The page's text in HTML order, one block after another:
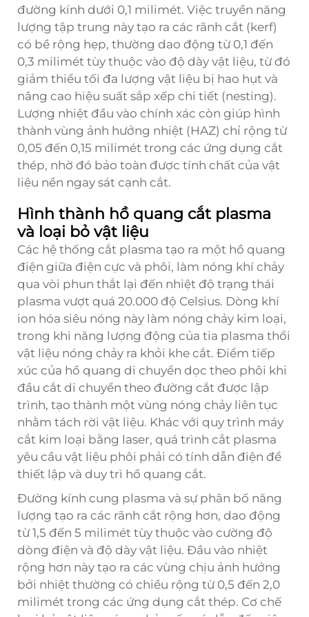
đường kính dưới 0,1 milimét. Việc truyền năng
lượng tập trung này tạo ra các rãnh cắt (kerf)
có bề rộng hẹp, thường dao động từ 0,1 đến
0,3 milimét tùy thuộc vào độ dày vật liệu, từ đó
giảm thiểu tối đa lượng vật liệu bị hao hụt và
nâng cao hiệu suất sắp xếp chi tiết (nesting).
Lượng nhiệt đầu vào chính xác còn giúp hình
thành vùng ảnh hưởng nhiệt (HAZ) chỉ rộng từ
0,05 đến 0,15 milimét trong các ứng dụng cắt
thép, nhờ đó bảo toàn được tính chất của vật
liệu nền ngay sát cạnh cắt.
Hình thành hồ quang cắt plasma
và loại bỏ vật liệu
Các hệ thống cắt plasma tạo ra một hồ quang
điện giữa điện cực và phôi, làm nóng khí chảy
qua vòi phun thắt lại đến nhiệt độ trạng thái
plasma vượt quá 20.000 độ Celsius. Dòng khí
ion hóa siêu nóng này làm nóng chảy kim loại,
trong khi năng lượng động của tia plasma thổi
vật liệu nóng chảy ra khỏi khe cắt. Điểm tiếp
xúc của hồ quang di chuyển dọc theo phôi khi
đầu cắt di chuyển theo đường cắt được lập
trình, tạo thành một vùng nóng chảy liên tục
nhằm tách rời vật liệu. Khác với quy trình máy
cắt kim loại bằng laser, quá trình cắt plasma
yêu cầu vật liệu phôi phải có tính dẫn điện để
thiết lập và duy trì hồ quang cắt.
Đường kính cung plasma và sự phân bố năng
lượng tạo ra các rãnh cắt rộng hơn, dao động
từ 1,5 đến 5 milimét tùy thuộc vào cường độ
dòng điện và độ dày vật liệu. Đầu vào nhiệt
rộng hơn này tạo ra các vùng chịu ảnh hưởng
bởi nhiệt thường có chiều rộng từ 0,5 đến 2,0
milimét trong các ứng dụng cắt thép. Cơ chế